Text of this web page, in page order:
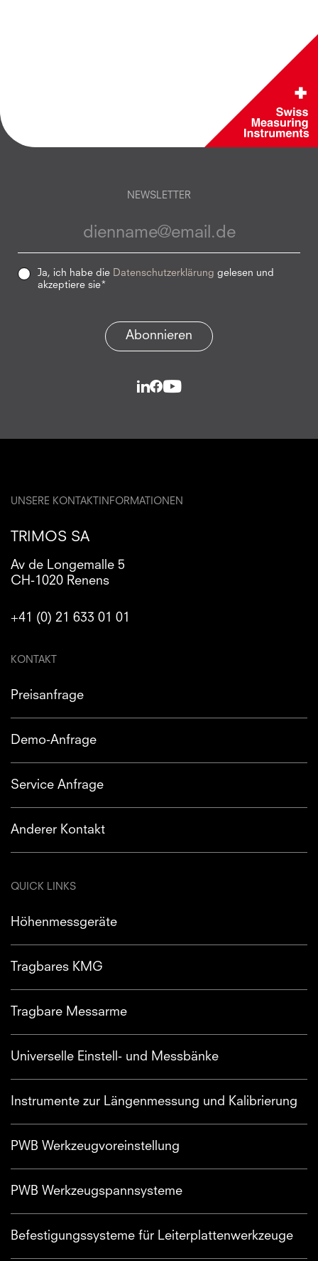
NEWSLETTER
Ja, ich habe die Datenschutzerklärung gelesen und
akzeptiere sie*
Abonnieren
UNSERE KONTAKTINFORMATIONEN
TRIMOS SA
Av de Longemalle 5
CH-1020 Renens
+41 (0) 21 633 01 01
KONTAKT
Preisanfrage
Demo-Anfrage
Service Anfrage
Anderer Kontakt
QUICK LINKS
Höhenmessgeräte
Tragbares KMG
Tragbare Messarme
Universelle Einstell- und Messbänke
Instrumente zur Längenmessung und Kalibrierung
PWB Werkzeugvoreinstellung
PWB Werkzeugspannsysteme
Befestigungssysteme für Leiterplattenwerkzeuge